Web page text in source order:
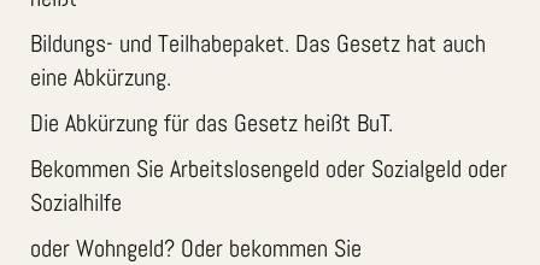
Bildungs- und Teilhabepaket. Das Gesetz hat auch
eine Abkürzung.
Die Abkürzung für das Gesetz heißt BuT.
Bekommen Sie Arbeitslosengeld oder Sozialgeld oder
Sozialhilfe
oder Wohngeld? Oder bekommen Sie